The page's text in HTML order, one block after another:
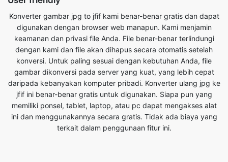
dengan kami dan file akan dihapus secara otomatis setelah
konversi. Untuk paling sesuai dengan kebutuhan Anda, file
gambar dikonversi pada server yang kuat, yang lebih cepat
daripada kebanyakan komputer pribadi. Konverter ulang jpg ke
jfif ini benar-benar gratis untuk digunakan. Siapa pun yang
memiliki ponsel, tablet, laptop, atau pc dapat mengakses alat
ini dan menggunakannya secara gratis. Tidak ada biaya yang
terkait dalam penggunaan fitur ini.